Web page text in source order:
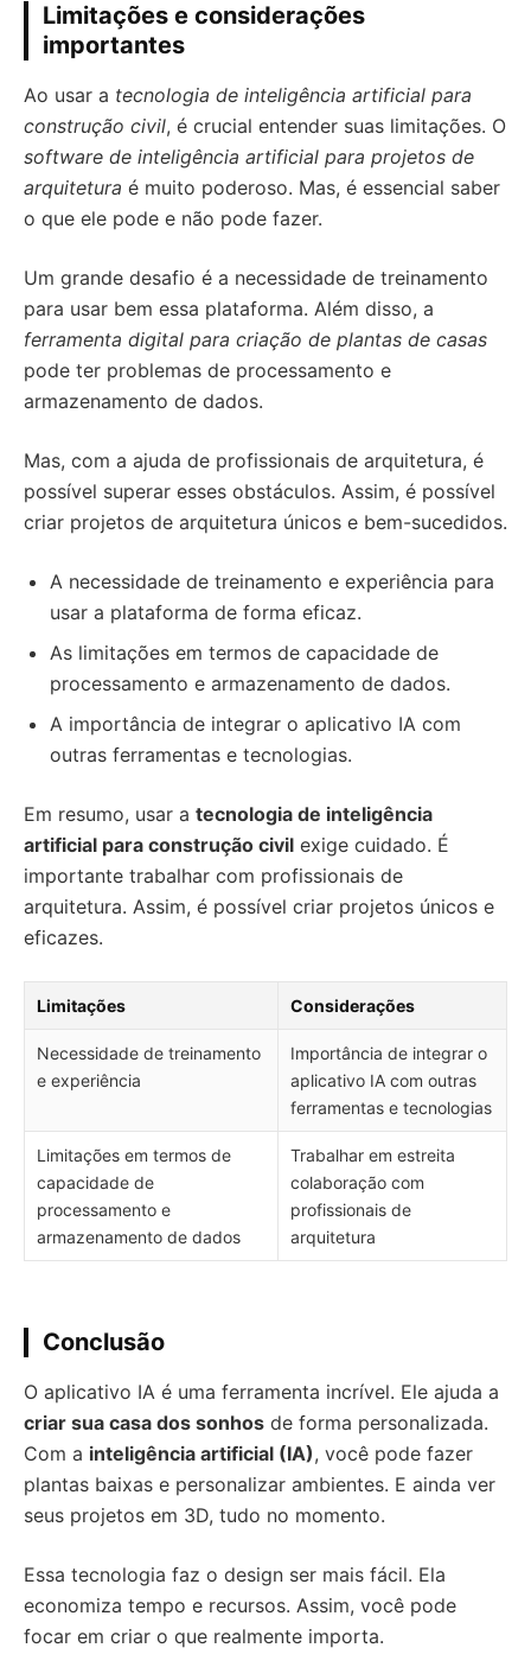
Limitações e considerações
importantes
Ao usar a tecnologia de inteligência artificial para
construção civil, é crucial entender suas limitações. O
software de inteligência artificial para projetos de
arquitetura é muito poderoso. Mas, é essencial saber
o que ele pode e não pode fazer.
Um grande desafio é a necessidade de treinamento
para usar bem essa plataforma. Além disso, a
ferramenta digital para criação de plantas de casas
pode ter problemas de processamento e
armazenamento de dados.
Mas, com a ajuda de profissionais de arquitetura, é
possível superar esses obstáculos. Assim, é possível
criar projetos de arquitetura únicos e bem-sucedidos.
A necessidade de treinamento e experiência para
usar a plataforma de forma eficaz.
As limitações em termos de capacidade de
processamento e armazenamento de dados.
A importância de integrar o aplicativo IA com
outras ferramentas e tecnologias.
Em resumo, usar a tecnologia de inteligência
artificial para construção civil exige cuidado. É
importante trabalhar com profissionais de
arquitetura. Assim, é possível criar projetos únicos e
eficazes.
Limitações Considerações
Necessidade de treinamento
e experiência
Importância de integrar o
aplicativo IA com outras
ferramentas e tecnologias
Limitações em termos de
capacidade de
processamento e
armazenamento de dados
Trabalhar em estreita
colaboração com
profissionais de
arquitetura
Conclusão
O aplicativo IA é uma ferramenta incrível. Ele ajuda a
criar sua casa dos sonhos de forma personalizada.
Com a inteligência artificial (IA), você pode fazer
plantas baixas e personalizar ambientes. E ainda ver
seus projetos em 3D, tudo no momento.
Essa tecnologia faz o design ser mais fácil. Ela
economiza tempo e recursos. Assim, você pode
focar em criar o que realmente importa.